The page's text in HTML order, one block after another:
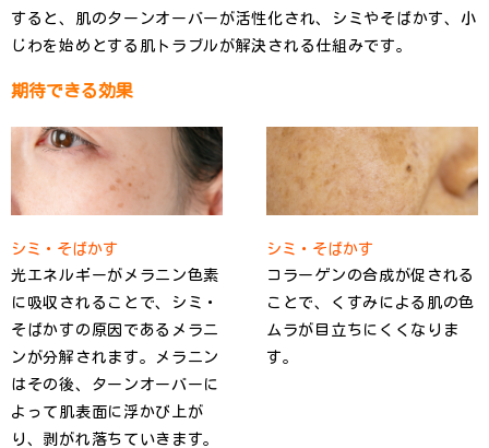
すると、肌のターンオーバーが活性化され、シミやそばかす、小
じわを始めとする肌トラブルが解決される仕組みです。
期待できる効果
シミ・そばかす
光エネルギーがメラニン色素
に吸収されることで、シミ・
そばかすの原因であるメラニ
ンが分解されます。メラニン
はその後、ターンオーバーに
よって肌表面に浮かび上が
り、剥がれ落ちていきます。
シミ・そばかす
コラーゲンの合成が促される
ことで、くすみによる肌の色
ムラが目立ちにくくなりま
す。